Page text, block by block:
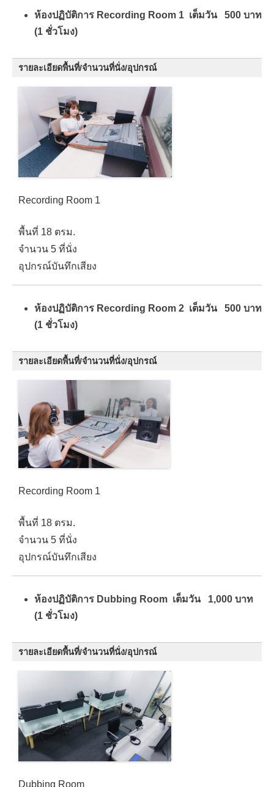
ห้องปฏิบัติการ Recording Room 1 เต็มวัน 500 บาท
(1 ชั่วโมง)
รายละเอียดพื้นที่/จำนวนที่นั่ง/อุปกรณ์
Recording Room 1
พื้นที่ 18 ตรม.
จำนวน 5 ที่นั่ง
อุปกรณ์บันทึกเสียง
ห้องปฏิบัติการ Recording Room 2 เต็มวัน 500 บาท
(1 ชั่วโมง)
รายละเอียดพื้นที่/จำนวนที่นั่ง/อุปกรณ์
Recording Room 1
พื้นที่ 18 ตรม.
จำนวน 5 ที่นั่ง
อุปกรณ์บันทึกเสียง
ห้องปฏิบัติการ Dubbing Room เต็มวัน 1,000 บาท
(1 ชั่วโมง)
รายละเอียดพื้นที่/จำนวนที่นั่ง/อุปกรณ์
Dubbing Room